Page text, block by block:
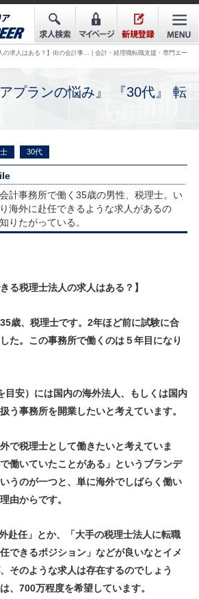
の求人はある？】街の会計事… | 会計・経理職転職支援・専門エー
プランの悩み』 『30代』 転
30代
計事務所で働く35歳の男性、税理士。い
海外に赴任できるような求人があるの
りたがっている。
る税理士法人の求人はある？】
歳、税理士です。2年ほど前に試験に合
た。この事務所で働くのは５年目になり
目安）には国内の海外法人、もしくは国内
う事務所を開業したいと考えています。
で税理士として働きたいと考えていま
働いていたことがある」というブランデ
うのが一つと、単に海外でしばらく働い
由からです。
赴任」とか、「大手の税理士法人に転職
できるポジション」などが良いなとイメ
そのような求人は存在するのでしょう
、 700万程度を希望しています。